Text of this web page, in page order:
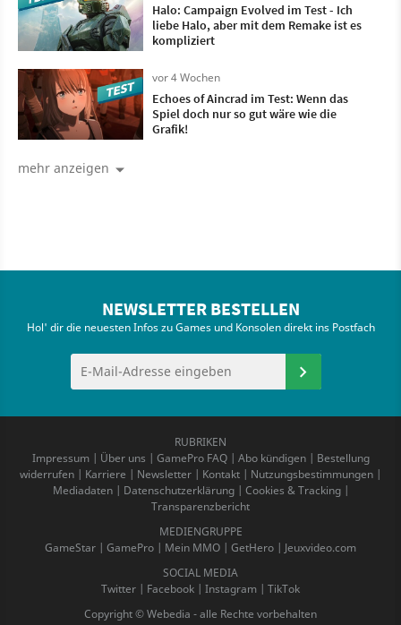
Halo: Campaign Evolved im Test - Ich
liebe Halo, aber mit dem Remake ist es
kompliziert
vor 4 Wochen
Echoes of Aincrad im Test: Wenn das
Spiel doch nur so gut wäre wie die
Grafik!
mehr anzeigen
NEWSLETTER BESTELLEN
Hol' dir die neuesten Infos zu Games und Konsolen direkt ins Postfach
RUBRIKEN
Impressum| Über uns | GamePro FAQ| Abo kündigen| Bestellung
widerrufen | Karriere | Newsletter | Kontakt | Nutzungsbestimmungen |
Mediadaten| Datenschutzerklärung| Cookies & Tracking|
Transparenzbericht
MEDIENGRUPPE
GameStar | GamePro | Mein MMO | GetHero | Jeuxvideo.com
SOCIAL MEDIA
Twitter | Facebook | Instagram | TikTok
Copyright © Webedia - alle Rechte vorbehalten